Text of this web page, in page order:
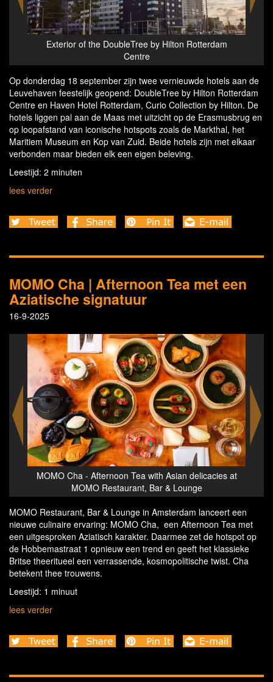
by Hilton Rotterdam
Room in the DoubleTree by Hilton
Op donderdag 18 september zijn twee vernieuwde hotels aan de
Leuvehaven feestelijk geopend: DoubleTree by Hilton Rotterdam
Centre en Haven Hotel Rotterdam, Curio Collection by Hilton. De
hotels liggen pal aan de Maas met uitzicht op de Erasmusbrug en
op loopafstand van iconische hotspots zoals de Markthal, het
Maritiem Museum en Kop van Zuid. Beide hotels zijn met elkaar
verbonden maar bieden elk een eigen beleving.
Leestijd: 2 minuten
lees verder
MOMO Cha | Afternoon Tea met een
Aziatische signatuur
16-9-2025
with Asian delicacies at
MOMO Cha - Afternoon Tea with Asian
MOMO Restaurant, Bar &
MOMO Restaurant, Bar & Lounge in Amsterdam lanceert een
nieuwe culinaire ervaring: MOMO Cha, een Afternoon Tea met
een uitgesproken Aziatisch karakter. Daarmee zet de hotspot op
de Hobbemastraat 1 opnieuw een trend en geeft het klassieke
Britse theeritueel een verrassende, kosmopolitische twist. Cha
betekent thee trouwens.
Leestijd: 1 minuut
lees verder